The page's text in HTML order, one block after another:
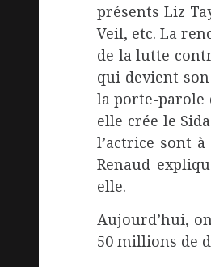
présents Liz
Veil, etc. La
de la lutte
qui devient
la porte-parole
elle crée le
l’actrice sont
Renaud
elle.
Aujourd’hui,
50 millions de